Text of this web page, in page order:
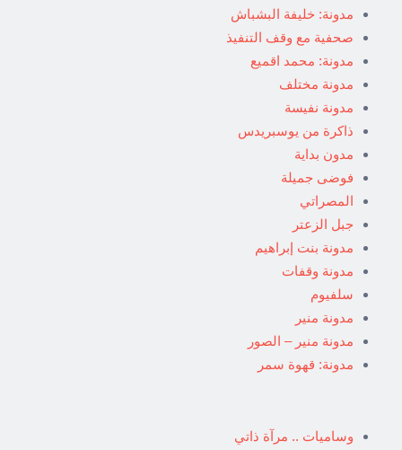
مدونة: خليفة البشباش
صحفية مع وقف التنفيذ
مدونة: محمد اقميع
مدونة مختلف
مدونة نفيسة
ذاكرة من يوسبريدس
مدون بداية
فوضى جميلة
المصراتي
جبل الزعتر
مدونة بنت إبراهيم
مدونة وقفات
سلفيوم
مدونة منير
مدونة منير – الصور
مدونة: قهوة سمر
وساميات .. مرآة ذاتي